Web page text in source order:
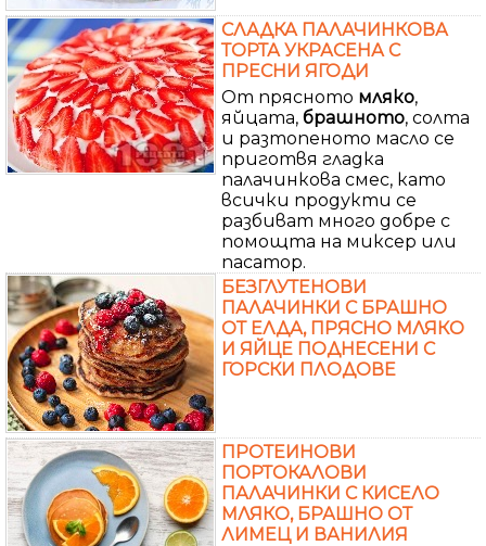
СЛАДКА ПАЛАЧИНКОВА
ТОРТА УКРАСЕНА С
ПРЕСНИ ЯГОДИ
От прясното мляко,
яйцата, брашното, солта
и разтопеното масло се
приготвя гладка
палачинкова смес, като
всички продукти се
разбиват много добре с
помощта на миксер или
пасатор.
БЕЗГЛУТЕНОВИ
ПАЛАЧИНКИ С БРАШНО
ОТ ЕЛДА, ПРЯСНО МЛЯКО
И ЯЙЦЕ ПОДНЕСЕНИ С
ГОРСКИ ПЛОДОВЕ
ПРОТЕИНОВИ
ПОРТОКАЛОВИ
ПАЛАЧИНКИ С КИСЕЛО
МЛЯКО, БРАШНО ОТ
ЛИМЕЦ И ВАНИЛИЯ